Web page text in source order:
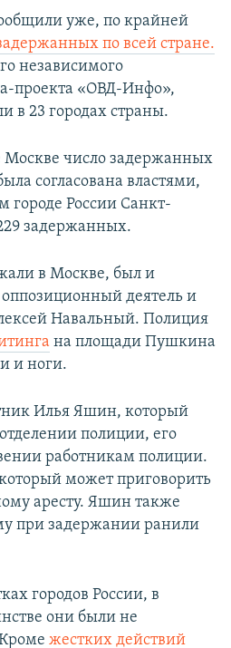
уже, по крайней
по всей стране.
независимого
проекта «ОВД-Инфо»,
в 23 городах страны.
Москве число задержанных
согласована властями,
городе России Санкт-
задержанных.
в Москве, был и
деятель и
Навальный. Полиция
на площади Пушкина
и ноги.
Илья Яшин, который
полиции, его
работникам полиции.
может приговорить
аресту. Яшин также
при задержании ранили
городов России, в
они были не
жестких действий